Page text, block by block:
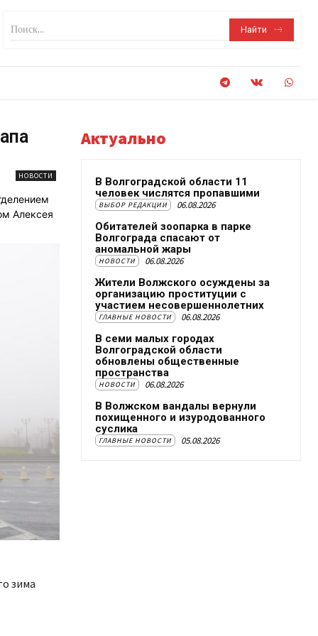
Поиск... Найти
НОВОСТИ
Алексея
зима
Актуально
В Волгоградской области 11
человек числятся пропавшими
ВЫБОР РЕДАКЦИИ 06.08.2026
Обитателей зоопарка в парке
Волгограда спасают от
аномальной жары
НОВОСТИ 06.08.2026
Жители Волжского осуждены за
организацию проституции с
участием несовершеннолетних
ГЛАВНЫЕ НОВОСТИ 06.08.2026
В семи малых городах
Волгоградской области
обновлены общественные
пространства
НОВОСТИ 06.08.2026
В Волжском вандалы вернули
похищенного и изуродованного
суслика
ГЛАВНЫЕ НОВОСТИ 05.08.2026